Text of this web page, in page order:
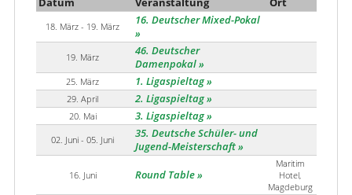
Datum Veranstaltung Ort
18. März - 19. März 16. Deutscher Mixed-Pokal
19. März
46. Deutscher
Damenpokal
25. März 1. Ligaspieltag
29. April 2. Ligaspieltag
20. Mai 3. Ligaspieltag
02. Juni - 05. Juni
35. Deutsche Schüler- und
Jugend-Meisterschaft
16. Juni Round Table
Maritim
Hotel,
Magdeburg